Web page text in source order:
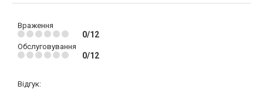
Враження
0/12
Обслуговування
0/12
Відгук: